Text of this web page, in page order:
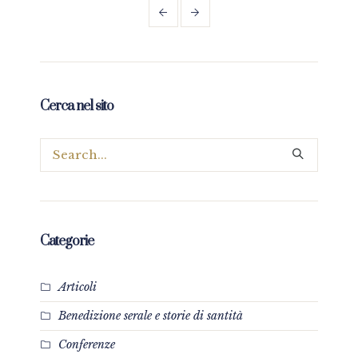
Cerca nel sito
Categorie
Articoli
Benedizione serale e storie di santità
Conferenze